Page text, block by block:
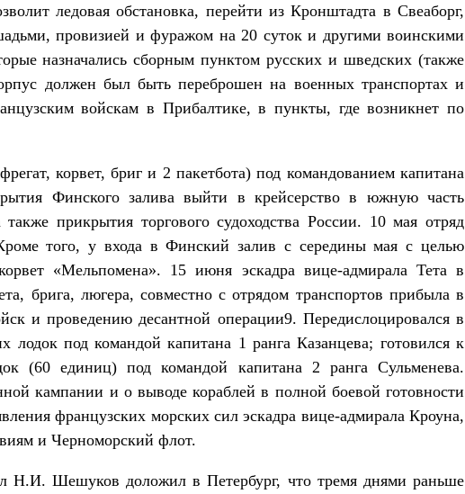
ледовая обстановка, перейти из Кронштадта в Свеаборг,
провизией и фуражом на 20 суток и другими воинскими
назначались сборным пунктом русских и шведских (также
должен был быть переброшен на военных транспортах и
войскам в Прибалтике, в пункты, где возникнет по
корвет, бриг и 2 пакетбота) под командованием капитана
Финского залива выйти в крейсерство в южную часть
прикрытия торгового судоходства России. 10 мая отряд
того, у входа в Финский залив с середины мая с целью
«Мельпомена». 15 июня эскадра вице-адмирала Тета в
брига, люгера, совместно с отрядом транспортов прибыла в
и проведению десантной операции9. Передислоцировался в
под командой капитана 1 ранга Казанцева; готовился к
(60 единиц) под командой капитана 2 ранга Сульменева.
кампании и о выводе кораблей в полной боевой готовности
французских морских сил эскадра вице-адмирала Кроуна,
и Черноморский флот.
Н.И. Шешуков доложил в Петербург, что тремя днями раньше